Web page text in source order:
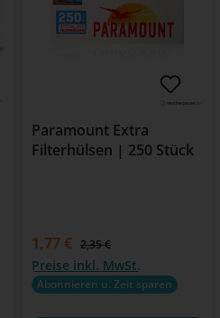
Paramount Extra
Filterhülsen | 250 Stück
Verkaufspreis:
1,77 € Regulärer Preis:
2,35 €
Preise inkl. MwSt.
Abonnieren u. Zeit sparen